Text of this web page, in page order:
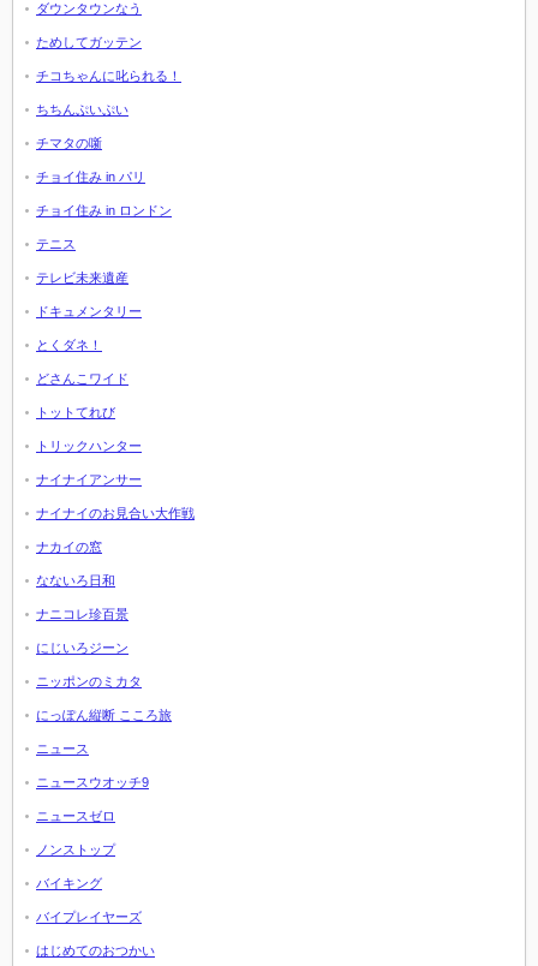
ダウンタウンなう
ためしてガッテン
チコちゃんに叱られる！
ちちんぷいぷい
チマタの噺
チョイ住み in パリ
チョイ住み in ロンドン
テニス
テレビ未来遺産
ドキュメンタリー
とくダネ！
どさんこワイド
トットてれび
トリックハンター
ナイナイアンサー
ナイナイのお見合い大作戦
ナカイの窓
なないろ日和
ナニコレ珍百景
にじいろジーン
ニッポンのミカタ
にっぽん縦断 こころ旅
ニュース
ニュースウオッチ9
ニュースゼロ
ノンストップ
バイキング
バイプレイヤーズ
はじめてのおつかい